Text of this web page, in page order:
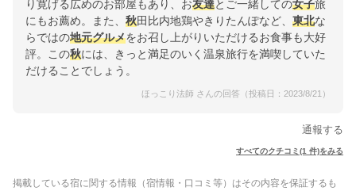
り寛げる広めのお部屋もあり、お友達とご一緒しての女子旅
にもお薦め。また、 秋田比内地鶏やきりたんぽなど、 東北な
らではの地元グルメをお召し上がりいただけるお食事も大好
評。この秋には、きっと満足のいく温泉旅行を満喫していた
だけることでしょう。
ほっこり法師 さんの回答（投稿日：2023/8/21）
通報する
すべてのクチコミ(1 件)をみる
掲載している宿に関する情報（宿情報・口コミ等）はその内容を保証するも